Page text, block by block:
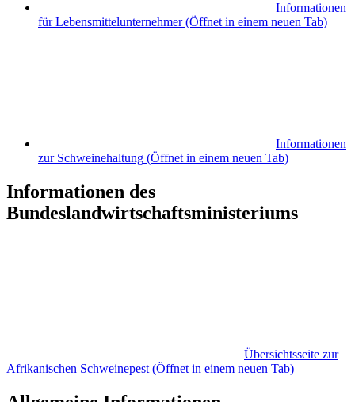
Informationen
für Lebensmittelunternehmer(Öffnet in einem neuen Tab)
Informationen
zur Schweinehaltung (Öffnet in einem neuen Tab)
Informationen des
Bundeslandwirtschaftsministeriums
Übersichtsseite zur
Afrikanischen Schweinepest (Öffnet in einem neuen Tab)